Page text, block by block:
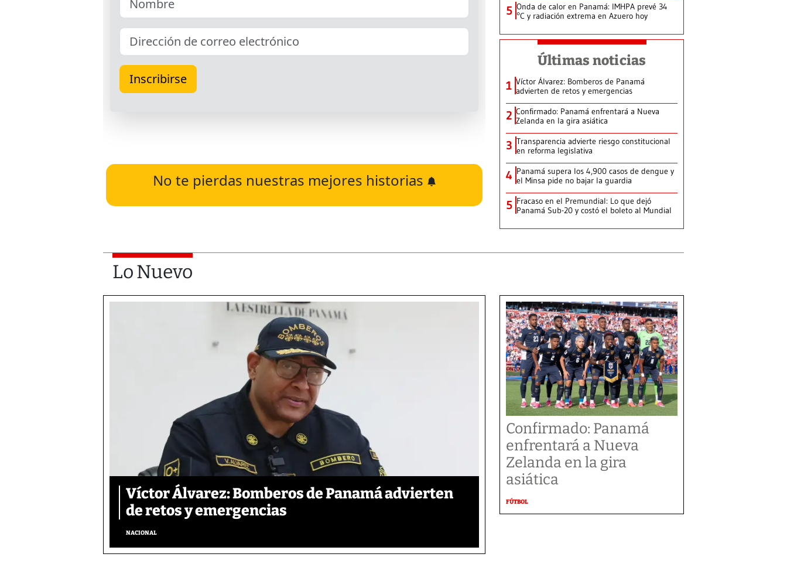
No te pierdas nuestras mejores historias
5 Onda de calor en Panamá: IMHPA prevé 34
°C y radiación extrema en Azuero hoy
Últimas noticias
1 Víctor Álvarez: Bomberos de Panamá
advierten de retos y emergencias
2 Confirmado: Panamá enfrentará a Nueva
Zelanda en la gira asiática
3 Transparencia advierte riesgo constitucional
en reforma legislativa
4 Panamá supera los 4,900 casos de dengue y
el Minsa pide no bajar la guardia
5 Fracaso en el Premundial: Lo que dejó
Panamá Sub-20 y costó el boleto al Mundial
Lo Nuevo
Víctor Álvarez: Bomberos de Panamá advierten
de retos y emergencias
NACIONAL
Confirmado: Panamá
enfrentará a Nueva
Zelanda en la gira
asiática
FÚTBOL